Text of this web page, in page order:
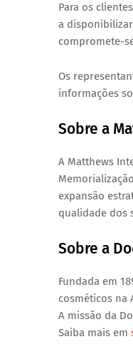
Para os
a
compromete-
Os
informações
Sobre a
A Matthews
expansão
qualidade dos
Sobre a
Fundada em
cosméticos na
A missão da
Saiba mais em